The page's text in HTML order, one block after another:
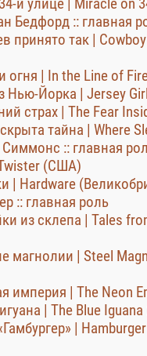
Бедфорд :: главная
принято так |
огня | In the Line of
Нью-Йорка | Jersey
страх | The Fear
тайна | Where
:: главная
(США)
| Hardware
:: главная роль
из склепа | Tales
магнолии | Steel
империя | The Neon
| The Blue
|